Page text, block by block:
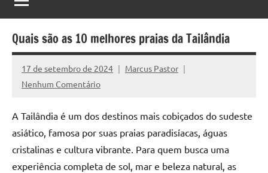
de
Notícias
as
melhores
notícias
da
internet
Quais são as 10 melhores praias da Tailândia
17 de setembro de 2024
Marcus Pastor
Nenhum Comentário
A Tailândia é um dos destinos mais cobiçados do sudeste
asiático, famosa por suas praias paradisíacas, águas
cristalinas e cultura vibrante. Para quem busca uma
experiência completa de sol, mar e beleza natural, as